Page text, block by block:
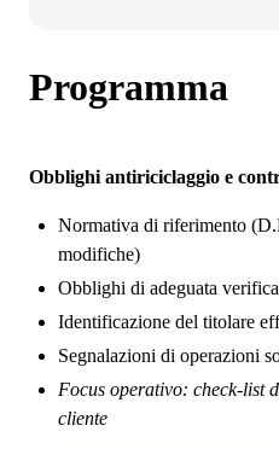
Programma
Obblighi antiriciclaggio e
Normativa di riferimento
modifiche)
Obblighi di adeguata
Identificazione del titolare
Segnalazioni di operazioni
Focus operativo: check-list
cliente